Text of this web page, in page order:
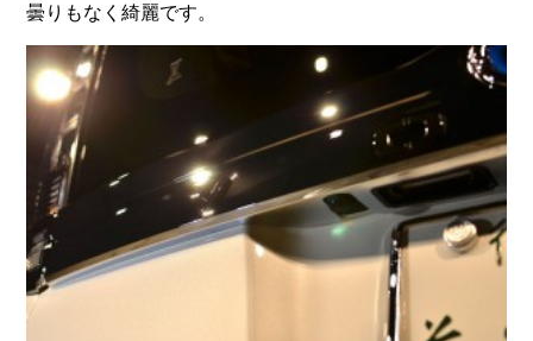
曇りもなく綺麗です。